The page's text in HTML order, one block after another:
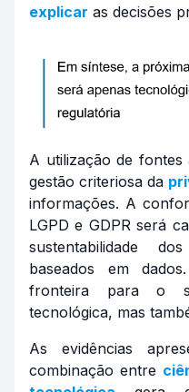
explicar as decisões
A utilização de fontes
gestão criteriosa da
informações. A
LGPD e GDPR será
sustentabilidade
baseados em
fronteira para o
tecnológica, mas
As evidências
combinação entre